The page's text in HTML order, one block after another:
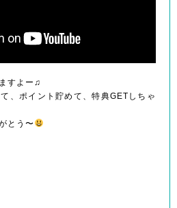
すよー♫
、ポイント貯めて、特典GETしちゃ
とう〜